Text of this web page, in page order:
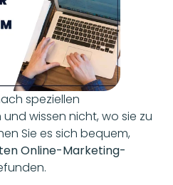
speziellen
wissen nicht, wo sie zu
Sie es sich bequem,
Online-Marketing-